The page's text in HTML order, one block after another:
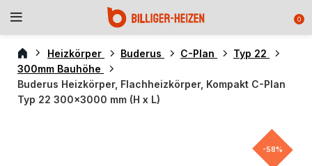
0
Heizkörper Buderus C-Plan
Typ 22
300mm Bauhöhe
Buderus Heizkörper, Flachheizkörper, Kompakt C-Plan
Typ 22 300×3000 mm (H x L)
-58%